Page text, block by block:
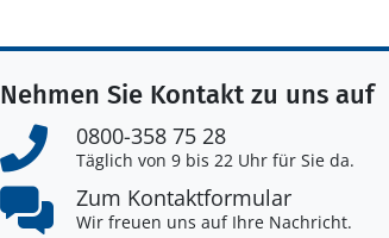
Nehmen Sie Kontakt zu uns auf
0800-358 75 28
Täglich von 9 bis 22 Uhr für Sie da.
Zum Kontaktformular
Wir freuen uns auf Ihre Nachricht.